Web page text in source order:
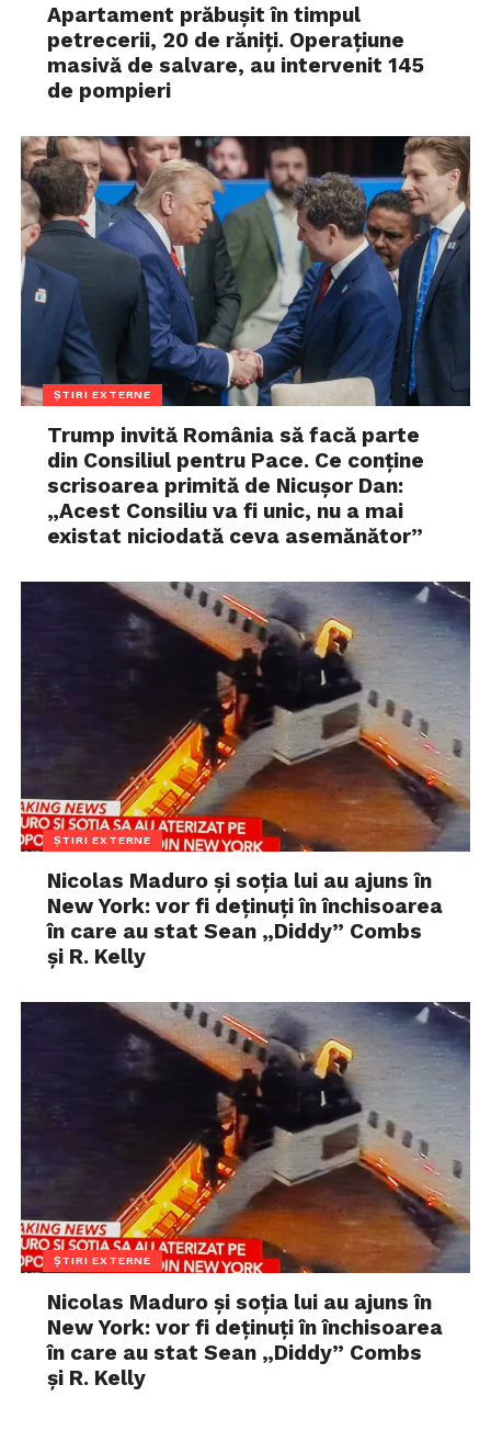
Apartament prăbușit în timpul
petrecerii, 20 de răniți. Operațiune
masivă de salvare, au intervenit 145
de pompieri
ȘTIRI EXTERNE
Trump invită România să facă parte
din Consiliul pentru Pace. Ce conține
scrisoarea primită de Nicușor Dan:
„Acest Consiliu va fi unic, nu a mai
existat niciodată ceva asemănător”
ȘTIRI EXTERNE
Nicolas Maduro și soția lui au ajuns în
New York: vor fi deținuți în închisoarea
în care au stat Sean „Diddy” Combs
și R. Kelly
ȘTIRI EXTERNE
Nicolas Maduro și soția lui au ajuns în
New York: vor fi deținuți în închisoarea
în care au stat Sean „Diddy” Combs
și R. Kelly